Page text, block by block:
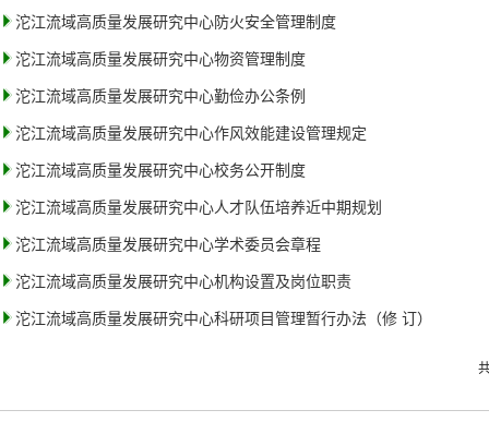
沱江流域高质量发展研究中心防火安全管理制度
沱江流域高质量发展研究中心物资管理制度
沱江流域高质量发展研究中心勤俭办公条例
沱江流域高质量发展研究中心作风效能建设管理规定
沱江流域高质量发展研究中心校务公开制度
沱江流域高质量发展研究中心人才队伍培养近中期规划
沱江流域高质量发展研究中心学术委员会章程
沱江流域高质量发展研究中心机构设置及岗位职责
沱江流域高质量发展研究中心科研项目管理暂行办法（修 订）